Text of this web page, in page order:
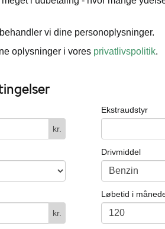
vi dine personoplysninger.
oplysninger i vores privatlivspolitik.
kr.
Ekstraudstyr
Drivmiddel
kr.
Løbetid i